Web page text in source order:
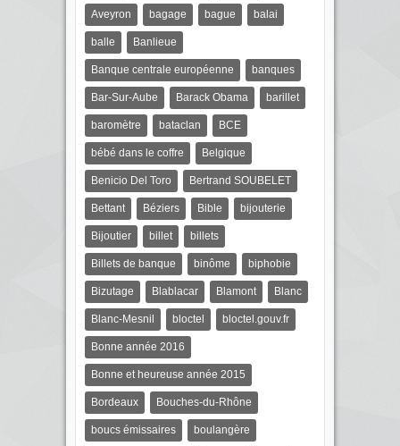
Aveyron bagage bague balai
balle Banlieue
Banque centrale européenne banques
Bar-Sur-Aube Barack Obama barillet
baromètre bataclan BCE
bébé dans le coffre Belgique
Benicio Del Toro Bertrand SOUBELET
Bettant Béziers Bible bijouterie
Bijoutier billet billets
Billets de banque binôme biphobie
Bizutage Blablacar Blamont Blanc
Blanc-Mesnil bloctel bloctel.gouv.fr
Bonne année 2016
Bonne et heureuse année 2015
Bordeaux Bouches-du-Rhône
boucs émissaires boulangère